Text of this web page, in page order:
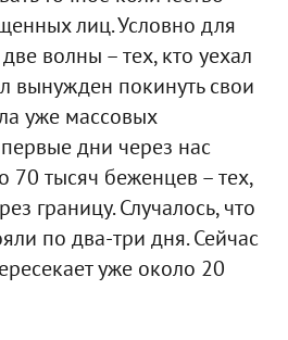
лиц. Условно для
волны – тех, кто уехал
вынужден покинуть свои
уже массовых
дни через нас
70 тысяч беженцев – тех,
границу. Случалось, что
по два-три дня. Сейчас
уже около 20